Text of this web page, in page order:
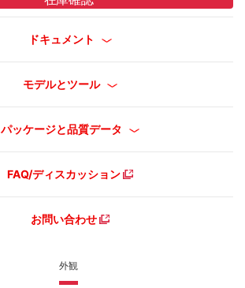
外観
ドキュメント
モデルとツール
パッケージと品質データ
FAQ/ディスカッション
お問い合わせ